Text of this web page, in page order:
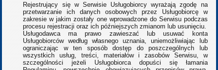
Rejestrujący się w Serwisie Usługobiorcy wyrażają zgodę na
przetwarzanie ich danych osobowych przez Usługobiorcę w
zakresie w jakim zostały one wprowadzone do Serwisu podczas
procesu rejestracji oraz ich późniejszych zmianom lub usunięciu.
Usługodawca ma prawo zawieszać lub usuwać konta
Usługobiorców według własnego uznania, uniemożliwiając lub
ograniczając w ten sposób dostęp do poszczególnych lub
wszystkich usług, treści, materiałów i zasobów Serwisu, w
szczególności jeżeli Usługobiorca dopuści się łamania